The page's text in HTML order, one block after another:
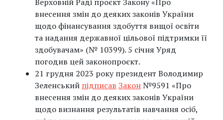
внесення змін до деяких законів України
щодо фінансування здобуття вищої освіти
та надання державної цільової підтримки її
здобувачам» (№ 10399). 5 січня Уряд
погодив цей законопроєкт.
21 грудня 2023 року президент Володимир
Зеленський підписав Закон№9591 «Про
внесення змін до деяких законів України
щодо визнання результатів навчання осіб,